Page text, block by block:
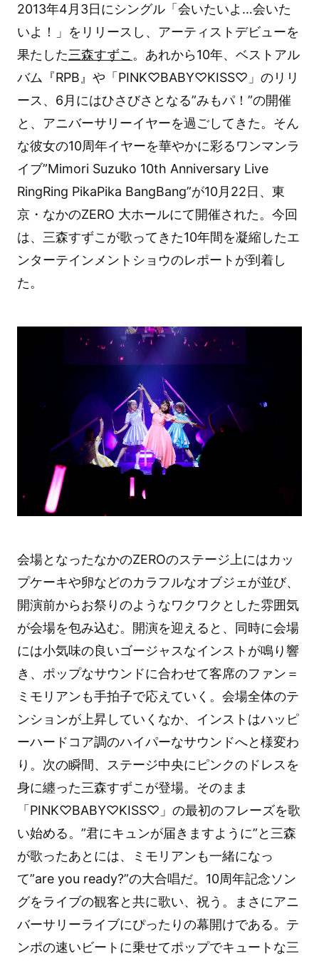
2013年4月3日にシングル「会いたいよ…会いた
いよ！」をリリースし、アーティストデビューを
果たした三森すずこ 。あれから10年、ベストアル
バム『RPB』や「PINK♡BABY♡KISS♡」のリリ
ース、6月にはひさびさとなる”みもパ！”の開催
と、アニバーサリーイヤーを過ごしてきた。そん
な彼女の10周年イヤーを華やかに彩るワンマンラ
イブ”Mimori Suzuko 10th Anniversary Live
RingRing PikaPika BangBang”が10月22日、東
京・なかのZERO 大ホールにて開催された。今回
は、三森すずこが歌ってきた10年間を凝縮したエ
ンターテインメントショウのレポートが到着し
た。
会場となったなかのZEROのステージ上にはカッ
プケーキや卵などのカラフルなオブジェが並び、
開演前からお祭りのようなワクワクとした雰囲気
が会場を包み込む。開演を迎えると、同時に会場
には小気味の良いゴージャスなインストが鳴り響
き、ポップなサウンドに合わせて客席のファン＝
ミモリアンも手拍子で応えていく。会場全体のテ
ンションが上昇していくなか、インストはハッピ
ーハードコア調のハイパーなサウンドへと様変わ
り。次の瞬間、ステージ中央にピンクのドレスを
身に纏った三森すずこが登場。そのまま
「PINK♡BABY♡KISS♡」の最初のフレーズを歌
い始める。”君にキュンが届きますように”と三森
が歌ったあとには、ミモリアンも一緒になっ
て”are you ready?”の大合唱だ。10周年記念ソン
グをライブの観客と共に歌い、祝う。まさにアニ
バーサリーライブにぴったりの幕開けである。テ
ンポの速いビートに乗せてポップでキュートな三